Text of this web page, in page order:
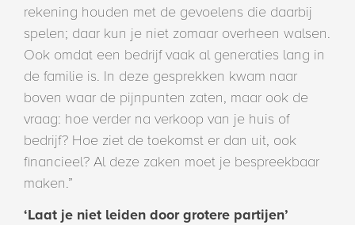
rekening houden met de gevoelens die daarbij
spelen; daar kun je niet zomaar overheen walsen.
Ook omdat een bedrijf vaak al generaties lang in
de familie is. In deze gesprekken kwam naar
boven waar de pijnpunten zaten, maar ook de
vraag: hoe verder na verkoop van je huis of
bedrijf? Hoe ziet de toekomst er dan uit, ook
financieel? Al deze zaken moet je bespreekbaar
maken.”
‘Laat je niet leiden door grotere partijen’